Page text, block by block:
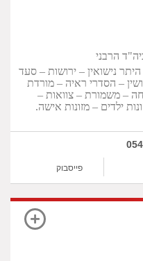
הרבני
היתר נישואין – ירושות – סעד
– הסדרי ראיה – מורדת
– משמורת – צוואות –
ילדים – מזונות אישה.
פייסבוק